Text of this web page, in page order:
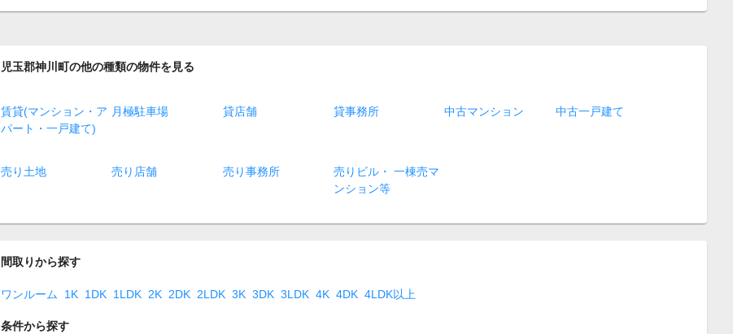
児玉郡神川町の他の種類の物件を見る
賃貸(マンション・ア
パート・一戸建て)
月極駐車場 貸店舗 貸事務所 中古マンション 中古一戸建て
売り土地 売り店舗 売り事務所
売りビル・ 一棟売マ
ンション等
間取りから探す
ワンルーム 1K 1DK 1LDK 2K 2DK 2LDK 3K 3DK 3LDK 4K 4DK 4LDK以上
条件から探す